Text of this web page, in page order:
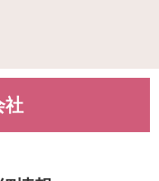
社